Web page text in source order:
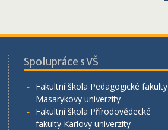
Spolupráce s VŠ
Fakultní škola Pedagogické fakulty
Masarykovy univerzity
Fakultní škola Přírodovědecké
fakulty Karlovy univerzity